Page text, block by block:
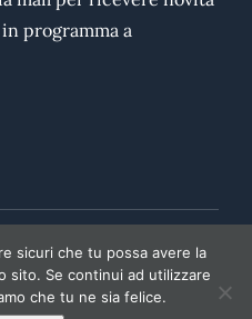
programma a
|TRASPARENZA
sicuri che tu possa avere la
sito. Se continui ad utilizzare
che tu ne sia felice.